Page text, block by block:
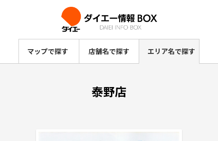
マップで探す 店舗名で探す エリア名で探す
泰野店